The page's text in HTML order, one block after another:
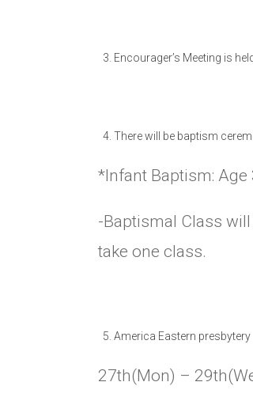
Encourager’s Meeting is
There will be baptism
*Infant Baptism:
-Baptismal Class
take one class.
America Eastern
27th(Mon) –